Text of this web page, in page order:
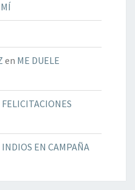
en ME DUELE
FELICITACIONES
INDIOS EN CAMPAÑA